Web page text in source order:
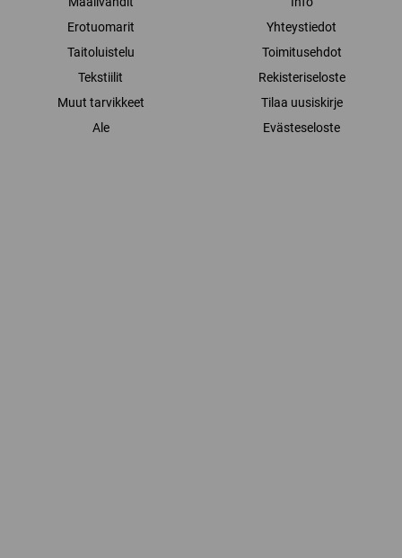
Erotuomarit
Taitoluistelu
Tekstiilit
Muut tarvikkeet
Ale
Yhteystiedot
Toimitusehdot
Rekisteriseloste
Tilaa uusiskirje
Evästeseloste